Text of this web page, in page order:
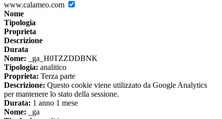
www.calameo.com
Nome
Tipologia
Proprieta
Descrizione
Durata
Nome: _ga_H0TZZDDBNK
Tipologia: analitico
Proprieta: Terza parte
Descrizione: Questo cookie viene utilizzato da Google Analytics
per mantenere lo stato della sessione.
Durata: 1 anno 1 mese
Nome: _ga